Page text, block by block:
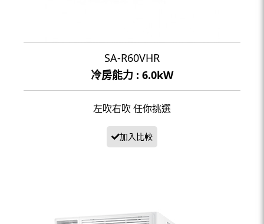
SA-R60VHR
冷房能力 : 6.0kW
左吹右吹 任你挑選